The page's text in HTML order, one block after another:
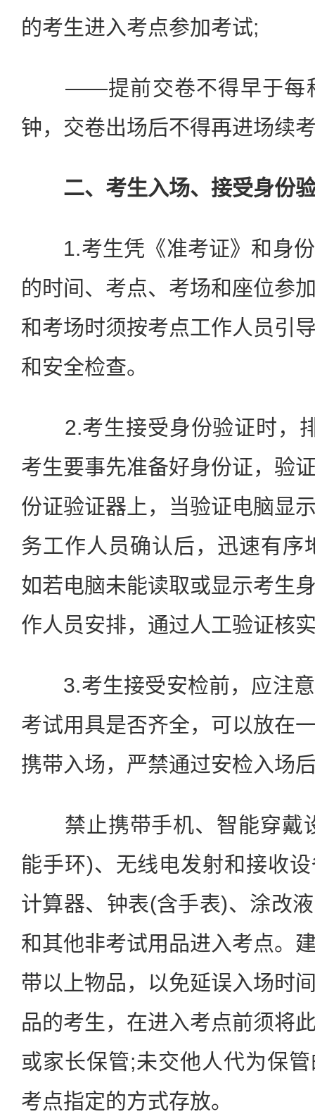
的考生进入考点参加考试;
——提前交卷不得早于每
钟，交卷出场后不得再进场续
二、考生入场、接受身份
1.考生凭《准考证》和身份
的时间、考点、考场和座位参
和考场时须按考点工作人员引
和安全检查。
2.考生接受身份验证时，
考生要事先准备好身份证，验
份证验证器上，当验证电脑显
务工作人员确认后，迅速有序
如若电脑未能读取或显示考生
作人员安排，通过人工验证核
3.考生接受安检前，应注意
考试用具是否齐全，可以放在
携带入场，严禁通过安检入场
禁止携带手机、智能穿戴
能手环)、无线电发射和接收
计算器、钟表(含手表)、涂改
和其他非考试用品进入考点。
带以上物品，以免延误入场时
品的考生，在进入考点前须将
或家长保管;未交他人代为保
考点指定的方式存放。